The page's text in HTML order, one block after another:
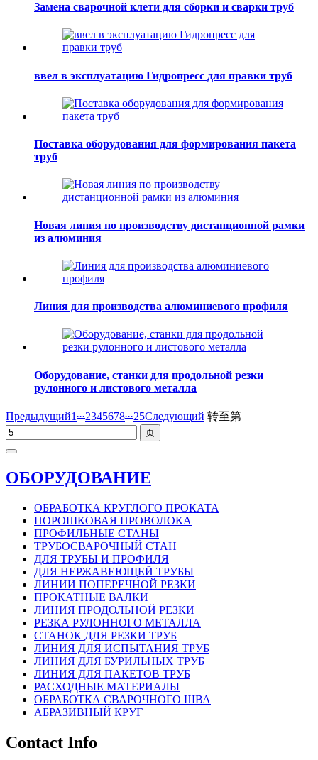
Замена сварочной клети для сборки и сварки труб
ввел в эксплуатацию Гидропресс для правки труб
Поставка оборудования для формирования пакета
труб
Новая линия по производству дистанционной рамки
из алюминия
Линия для производства алюминиевого профиля
Оборудование, станки для продольной резки
рулонного и листового металла
Предыдущий1...2345678...25Следующий 转至第
ОБОРУДОВАНИЕ
ОБРАБОТКА КРУГЛОГО ПРОКАТА
ПОРОШКОВАЯ ПРОВОЛОКА
ПРОФИЛЬНЫЕ СТАНЫ
ТРУБОСВАРОЧНЫЙ СТАН
ДЛЯ ТРУБЫ И ПРОФИЛЯ
ДЛЯ НЕРЖАВЕЮЩЕЙ ТРУБЫ
ЛИНИИ ПОПЕРЕЧНОЙ РЕЗКИ
ПРОКАТНЫЕ ВАЛКИ
ЛИНИЯ ПРОДОЛЬНОЙ РЕЗКИ
РЕЗКА РУЛОННОГО МЕТАЛЛА
СТАНОК ДЛЯ РЕЗКИ ТРУБ
ЛИНИЯ ДЛЯ ИСПЫТАНИЯ ТРУБ
ЛИНИЯ ДЛЯ БУРИЛЬНЫХ ТРУБ
ЛИНИЯ ДЛЯ ПАКЕТОВ ТРУБ
РАСХОДНЫЕ МАТЕРИАЛЫ
OБРАБОТКА СВАРОЧНОГО ШВА
АБРАЗИВНЫЙ КРУГ
Contact Info